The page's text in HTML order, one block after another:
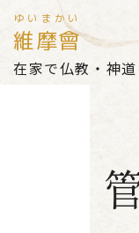
維摩會
ゆいまかい
在家で仏教・神